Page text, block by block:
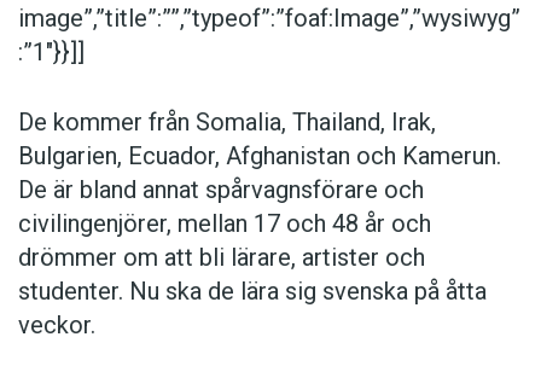
image”,”title”:””,”typeof”:”foaf:Image”,”wysiwyg”
:”1″}}]]
De kommer från Somalia, Thailand, Irak,
Bulgarien, Ecuador, Afghanistan och Kamerun.
De är bland annat spårvagnsförare och
civilingenjörer, mellan 17 och 48 år och
drömmer om att bli lärare, artister och
studenter. Nu ska de lära sig svenska på åtta
veckor.